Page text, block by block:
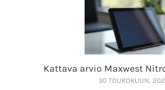
Kattava arvio Maxwest
30 TOUKOKUUN,